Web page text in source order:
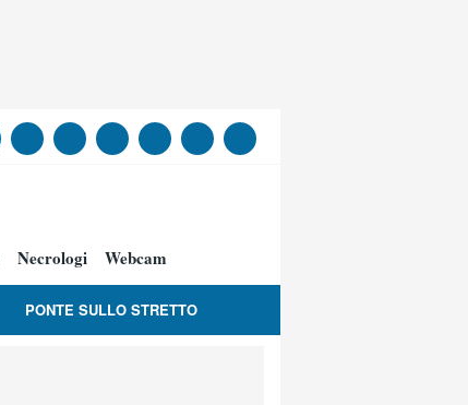
Necrologi Webcam
PONTE SULLO STRETTO